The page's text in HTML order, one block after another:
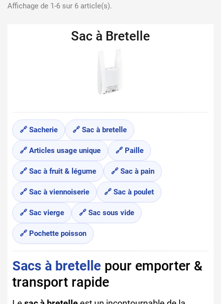
Affichage de 1-6 sur 6 article(s).
Sac à Bretelle
🔗 Sacherie 🔗 Sac à bretelle
🔗 Articles usage unique 🔗 Paille
🔗 Sac à fruit & légume 🔗 Sac à pain
🔗 Sac à viennoiserie 🔗 Sac à poulet
🔗 Sac vierge 🔗 Sac sous vide
🔗 Pochette poisson
Sacs à bretelle pour emporter &
transport rapide